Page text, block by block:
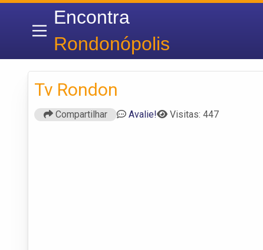
Encontra
Rondonópolis
Tv Rondon
Compartilhar Avalie! Visitas: 447